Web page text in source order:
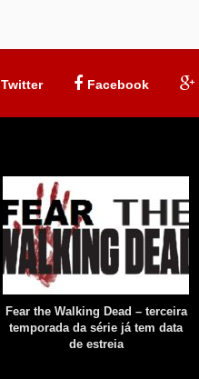
Twitter Facebook
Fear the Walking Dead – terceira
temporada da série já tem data
de estreia